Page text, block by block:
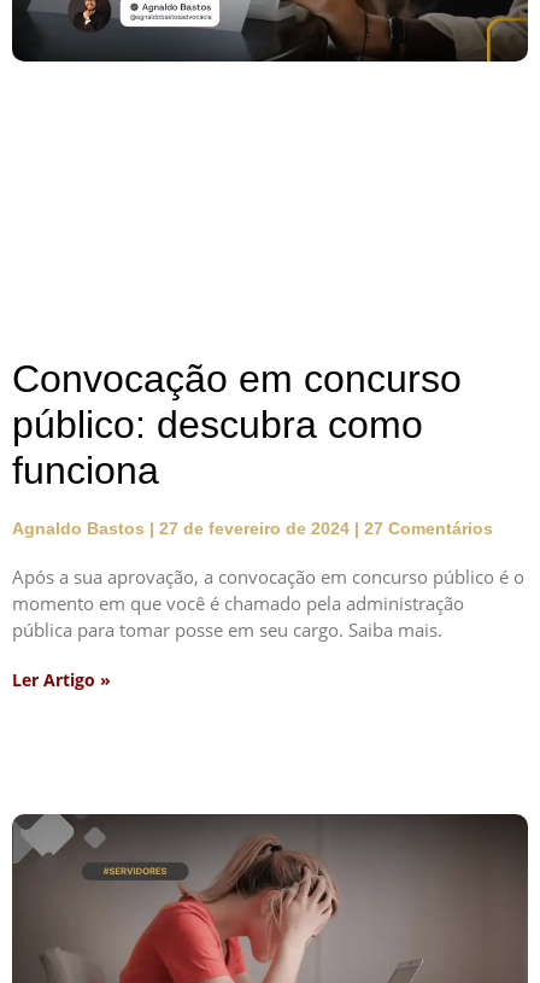
Convocação em concurso
público: descubra como
funciona
Agnaldo Bastos 27 de fevereiro de 2024 27 Comentários
Após a sua aprovação, a convocação em concurso público é o
momento em que você é chamado pela administração
pública para tomar posse em seu cargo. Saiba mais.
Ler Artigo »